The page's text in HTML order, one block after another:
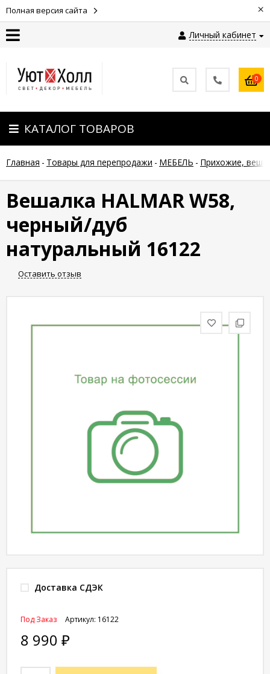
Полная версия сайта ×
Личный кабинет
Оплата
Доставка
Гарантия
возврат
Новости
Полезные
статьи
0
КАТАЛОГ ТОВАРОВ
Главная - Товары для перепродажи - МЕБЕЛЬ - Прихожие,
Вешалка HALMAR W58,
черный/дуб
натуральный 16122
Оставить отзыв
Доставка СДЭК
Артикул: 16122
Под Заказ
8 990 ₽